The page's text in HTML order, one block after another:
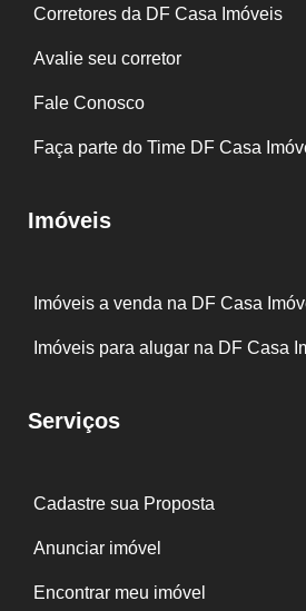
Corretores da DF Casa Imóveis
Avalie seu corretor
Fale Conosco
Faça parte do Time DF Casa
Imóveis
Imóveis a venda na DF Casa
Imóveis para alugar na DF Casa
Serviços
Cadastre sua Proposta
Anunciar imóvel
Encontrar meu imóvel